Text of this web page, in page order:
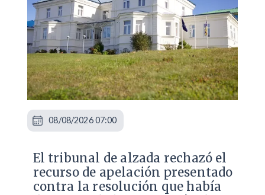
​El tribunal de alzada rechazó el
recurso de apelación presentado
contra la resolución que había
08/08/2026 07:00